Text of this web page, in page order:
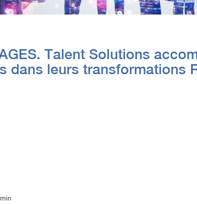
Talent Solutions
dans leurs transformations